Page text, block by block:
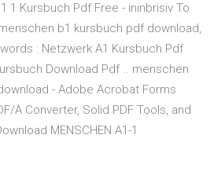
1 Kursbuch Pdf Free - ininbrisiv To
b1 kursbuch pdf download,
: Netzwerk A1 Kursbuch Pdf
Download Pdf .. menschen
- Adobe Acrobat Forms
A Converter, Solid PDF Tools, and
MENSCHEN A1-1